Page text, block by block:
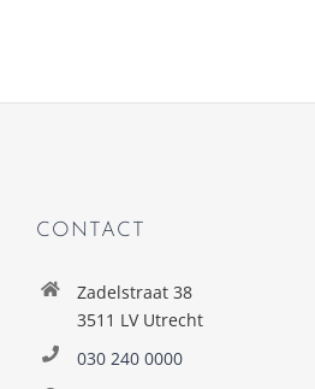
CONTACT
Zadelstraat 38
3511 LV Utrecht
030 240 0000